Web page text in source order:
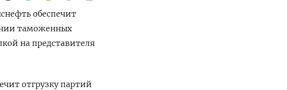
обеспечит
таможенных
на представителя
отгрузку партий